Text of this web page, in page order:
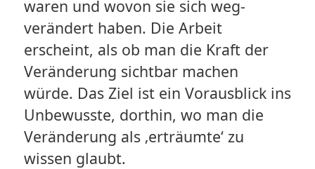
waren und wovon sie sich weg-
verändert haben. Die Arbeit
erscheint, als ob man die Kraft der
Veränderung sichtbar machen
würde. Das Ziel ist ein Vorausblick ins
Unbewusste, dorthin, wo man die
Veränderung als ‚erträumte‘ zu
wissen glaubt.